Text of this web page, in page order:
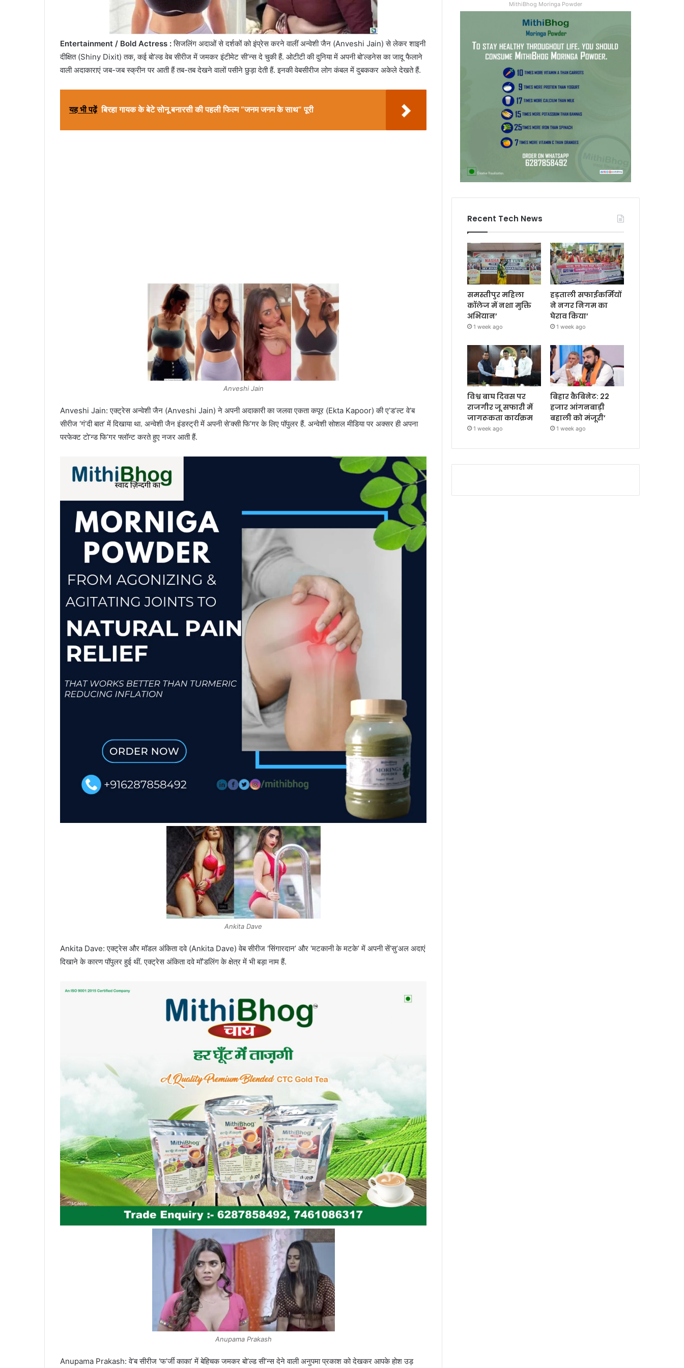
Entertainment / Bold Actress :सिजलिंग अदाओं से दर्शकों को इंप्रेस करने वालीं अन्वेशी जैन (Anveshi Jain) से लेकर शाइनी
दीक्षित (Shiny Dixit) तक, कई बो’ल्ड वेब सीरीज में जमकर इंटीमेट सी’न्स दे चुकी हैं. ओटीटी की दुनिया में अपनी बो’ल्डनेस का जादू फैलाने
वाली अदाकाराएं जब-जब स्क्रीन पर आती हैं तब-तब देखने वालों पसीने छुड़ा देती हैं. इनकी वेबसीरीज लोग कंबल में दुबककर अकेले देखते हैं.
यह भी पढ़ें बिरहा गायक के बेटे सोनू बनारसी की पहली फिल्म “जनम जनम के साथ” पूरी
Anveshi Jain
Anveshi Jain: एक्ट्रेस अन्वेशी जैन (Anveshi Jain) ने अपनी अदाकारी का जलवा एकता कपूर (Ekta Kapoor) की ए’ड’ल्ट वे’ब
सीरीज ‘गं’दी बात’ में दिखाया था. अन्वेशी जैन इंडस्ट्री में अपनी से’क्सी फि’गर के लिए पॉपुलर हैं. अन्वेशी सोशल मीडिया पर अक्सर ही अपना
परफेक्ट टो’न्ड फि’गर फ्लॉन्ट करते हुए नजर आती हैं.
Ankita Dave
Ankita Dave: एक्ट्रेस और मॉडल अंकिता दवे (Ankita Dave) वेब सीरीज ‘सिंगारदान’ और ‘मटकानी के मटके’ में अपनी सें’सु’अल अदाएं
दिखाने के कारण पॉपुलर हुई थीं. एक्ट्रेस अंकिता दवे मॉ’डलिंग के क्षेत्र में भी बड़ा नाम हैं.
Anupama Prakash
Anupama Prakash: वे’ब सीरीज ‘फ’र्जी काका’ में बेहिचक जमकर बो’ल्ड सी’न्स देने वाली अनुपमा प्रकाश को देखकर आपके होश उड़
MithiBhog Moringa Powder
Recent Tech News
समस्तीपुर महिला
कॉलेज में नशा मुक्ति
अभियान’
1 week ago
हड़ताली सफाईकर्मियों
ने नगर निगम का
घेराव किया’
1 week ago
विश्व बाघ दिवस पर
राजगीर जू सफारी में
जागरूकता कार्यक्रम
1 week ago
बिहार कैबिनेट: 22
हजार आंगनबाड़ी
बहाली को मंजूरी’
1 week ago